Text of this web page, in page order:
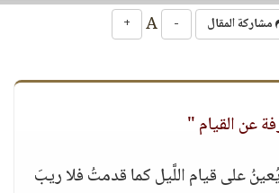
مشاركة المقال -
+
عن القيام "
على قيام اللَّيل كما قدمتُ فلا ريبَ